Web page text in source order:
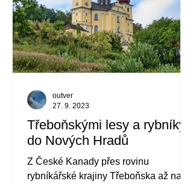
Třeboňskými lesy a rybníky
do Nových Hradů
Z České Kanady přes rovinu
rybníkářské krajiny Třeboňska až na
outver
27. 9. 2023